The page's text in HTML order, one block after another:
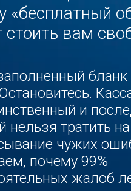
бланк 2018–2024
Кассация — это
чужих ошибок.
почему 99%
жалоб летят в
составить документ,
действительно захочет
9 мин.
Январь 2026